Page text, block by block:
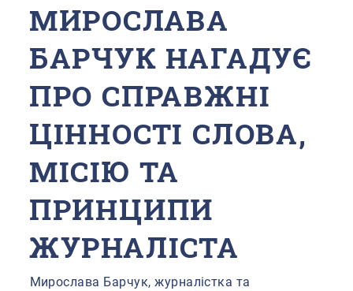
МИРОСЛАВА
БАРЧУК НАГАДУЄ
ПРО СПРАВЖНІ
ЦІННОСТІ СЛОВА,
МІСІЮ ТА
ПРИНЦИПИ
ЖУРНАЛІСТА
Мирослава Барчук, журналістка та